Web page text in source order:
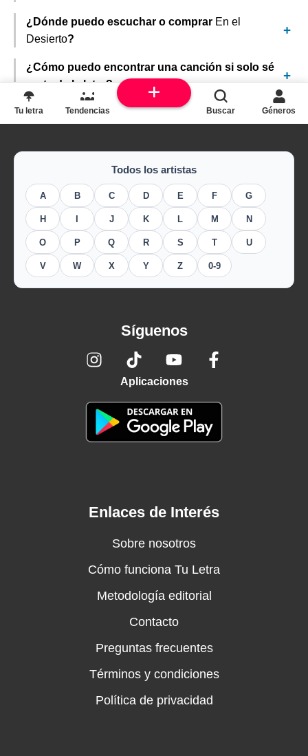
¿Dónde puedo escuchar o comprar En el
Desierto?
¿Cómo puedo encontrar una canción si solo sé
parte de la letra?
Todos los artistas
A B C D E F G
H J K L M N
O P Q R S T U
V W X Y Z 0-9
Síguenos
Aplicaciones
Enlaces de Interés
Sobre nosotros
Cómo funciona Tu Letra
Metodología editorial
Contacto
Preguntas frecuentes
Términos y condiciones
Política de privacidad
Tu letra Tendencias Buscar Géneros